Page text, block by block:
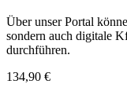
Über unser Portal
sondern auch digitale
durchführen.
134,90 €